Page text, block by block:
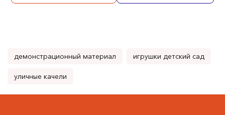
демонстрационный материал игрушки детский сад
уличные качели